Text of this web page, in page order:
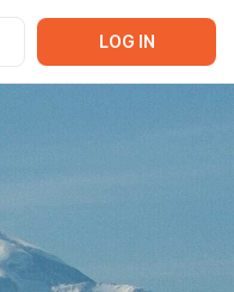
LOG IN